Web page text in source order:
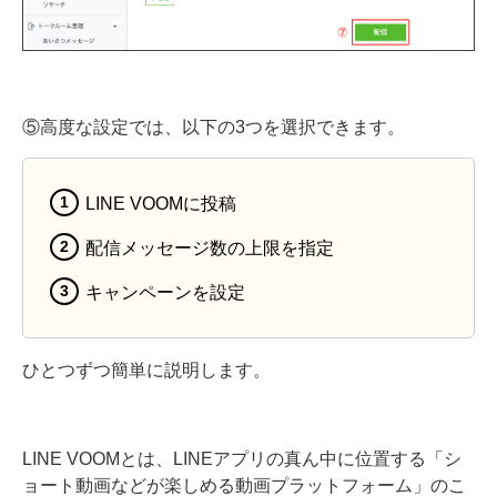
⑤高度な設定では、以下の3つを選択できます。
LINE VOOMに投稿
配信メッセージ数の上限を指定
キャンペーンを設定
ひとつずつ簡単に説明します。
LINE VOOMとは、LINEアプリの真ん中に位置する「シ
ョート動画などが楽しめる動画プラットフォーム」のこ